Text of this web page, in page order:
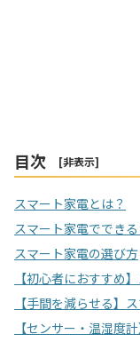
目次 [非表示]
スマート家電とは？
スマート家電ででき
スマート家電の選び方
【初心者におすすめ
【手間を減らせる】
【センサー・温湿度